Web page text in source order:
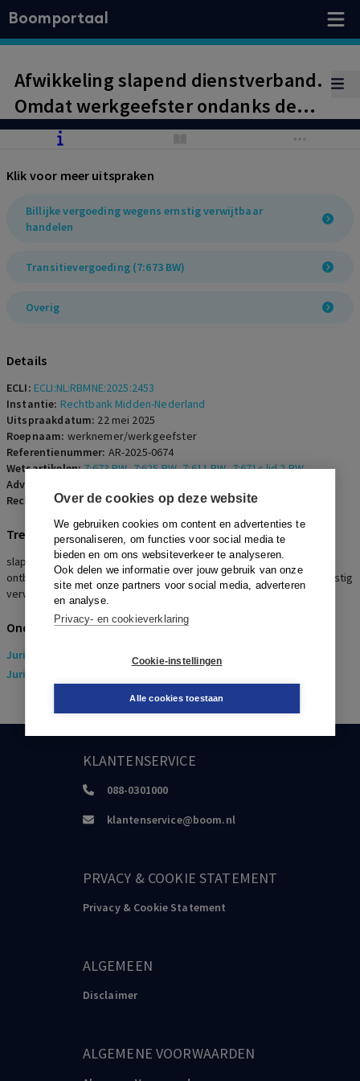
Over de cookies op deze website
We gebruiken cookies om content en advertenties te
personaliseren, om functies voor social media te
bieden en om ons websiteverkeer te analyseren.
Ook delen we informatie over jouw gebruik van onze
site met onze partners voor social media, adverteren
en analyse.
Privacy- en cookieverklaring
Cookie-instellingen
Alle cookies toestaan
Boomportaal
Afwikkeling slapend dienstverband.
Omdat werkgeefster ondanks de
redelijke verzoeken van werknemer
beëindigen van de
arbeidsovereenkomst, moet voor
de berekening van de
transitievergoeding worden
gehele dienstverband.
Klik voor meer uitspraken
Billijke vergoeding wegens ernstig verwijtbaar
handelen
Transitievergoeding (7:673 BW)
Overig
Details
ECLI: ECLI:NL:RBMNE:2025:2453
Instantie: Rechtbank Midden-Nederland
Uitspraakdatum: 22 mei 2025
Roepnaam: werknemer/werkgeefster
Referentienummer: AR-2025-0674
Wetsartikelen:7:673 BW,7:625 BW,7:611 BW,7:671c lid 2 BW
Advocaten:
Rechters:F.H. Charbon
Trefwoorden
slapend dienstverband, redelijk voorstel, transitievergoeding,
ontbindingsverzoek werknemer, billijke vergoeding, loonstop, ernstig
verwijtbaar handelen
Onderwerpen
Juridisch
Juridisch
KLANTENSERVICE
088-0301000
klantenservice@boom.nl
PRVACY & COOKIE STATEMENT
Privacy & Cookie Statement
ALGEMEEN
Disclaimer
ALGEMENE VOORWAARDEN